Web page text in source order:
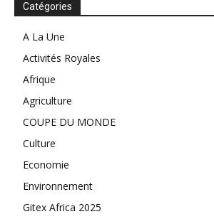
Catégories
A La Une
Activités Royales
Afrique
Agriculture
COUPE DU MONDE
Culture
Economie
Environnement
Gitex Africa 2025